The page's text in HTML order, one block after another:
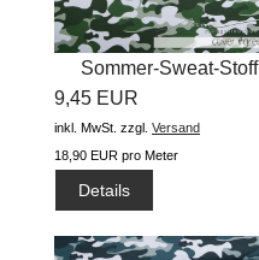
Sommer-Sweat-Stoff
"cover...
9,45 EUR
inkl. MwSt. zzgl. Versand
18,90 EUR pro Meter
Details